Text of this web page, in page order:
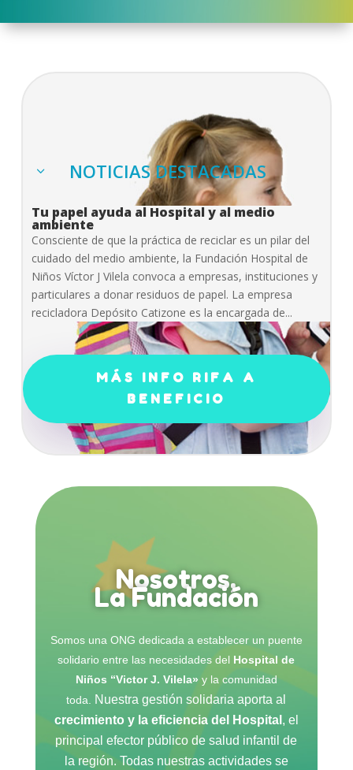
3 NOTICIAS DESTACADAS
Tu papel ayuda al Hospital y al medio
ambiente
Consciente de que la práctica de reciclar es un pilar del
cuidado del medio ambiente, la Fundación Hospital de
Niños Víctor J Vilela convoca a empresas, instituciones y
particulares a donar residuos de papel. La empresa
recicladora Depósito Catizone es la encargada de...
MÁS INFO RIFA A
BENEFICIO
Nosotros,
La Fundación
Somos una ONG dedicada a establecer un puente
solidario entre las necesidades del Hospital de
Niños “Victor J. Vilela» y la comunidad
toda. Nuestra gestión solidaria aporta al
crecimiento y la eficiencia del Hospital , el
principal efector público de salud infantil de
la región. Todas nuestras actividades se